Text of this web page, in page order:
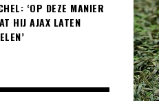
‘OP DEZE MANIER
HIJ AJAX LATEN